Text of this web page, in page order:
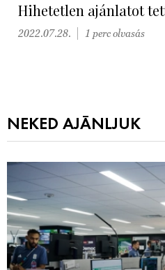
Hihetetlen ajánlatot
2022.07.28. 1 perc olvasás
NEKED AJÁNLJUK